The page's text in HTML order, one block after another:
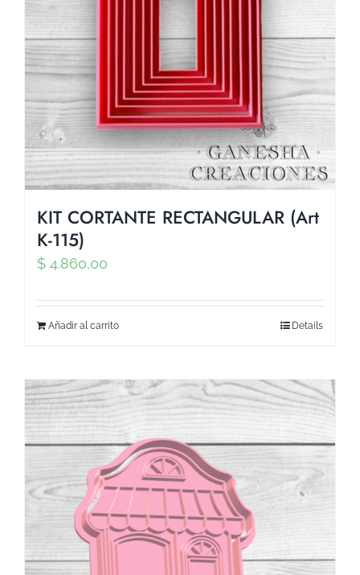
KIT CORTANTE RECTANGULAR (Art
K-115)
$ 4.860,00
Añadir al carrito Details